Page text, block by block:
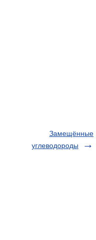
Замещённые
углеводороды